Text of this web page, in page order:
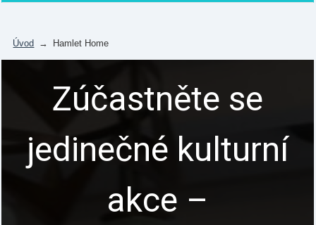
Úvod → Hamlet Home
Zúčastněte se
jedinečné kulturní
akce –